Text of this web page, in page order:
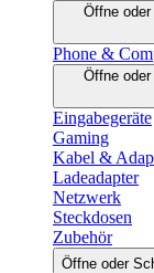
Öffne
Phone &
Öffne
Eingabegeräte
Gaming
Kabel &
Ladeadapter
Netzwerk
Steckdosen
Zubehör
Öffne oder